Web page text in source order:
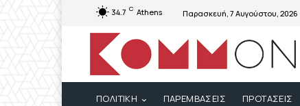
34.7 C Athens Παρασκευή, 7 Αυγούστου, 2026
ΠΟΛΙΤΙΚΗ ΠΑΡΕΜΒΑΣΕΙΣ ΠΡΟΤΑΣΕΙΣ